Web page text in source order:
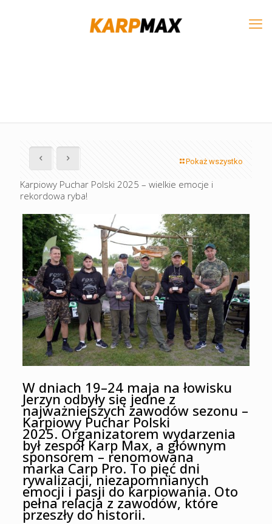
Pokaż wszystko
Karpiowy Puchar Polski 2025 – wielkie emocje i
rekordowa ryba!
W dniach 19–24 maja na łowisku
Jerzyn odbyły się jedne z
najważniejszych zawodów sezonu –
Karpiowy Puchar Polski
2025. Organizatorem wydarzenia
był zespół Karp Max, a głównym
sponsorem – renomowana
marka Carp Pro. To pięć dni
rywalizacji, niezapomnianych
emocji i pasji do karpiowania. Oto
pełna relacja z zawodów, które
przeszły do historii.